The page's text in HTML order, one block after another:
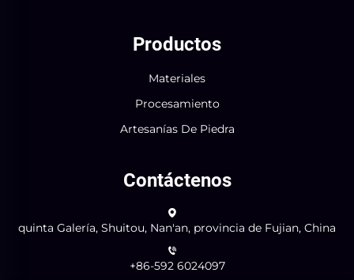
Productos
Materiales
Procesamiento
Artesanías De Piedra
Contáctenos
quinta Galería, Shuitou, Nan'an, provincia de Fujian, China
+86-592 6024097